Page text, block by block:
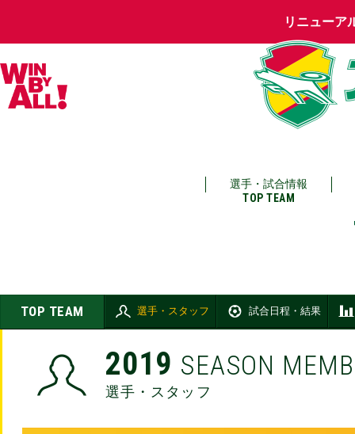
リニューア
選手・試合情報
TOP TEAM
TOP TEAM 選手・スタッフ 試合日程・結果
2019 SEASON
選手・スタッフ